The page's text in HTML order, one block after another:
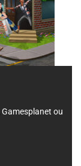
Gamesplanet ou